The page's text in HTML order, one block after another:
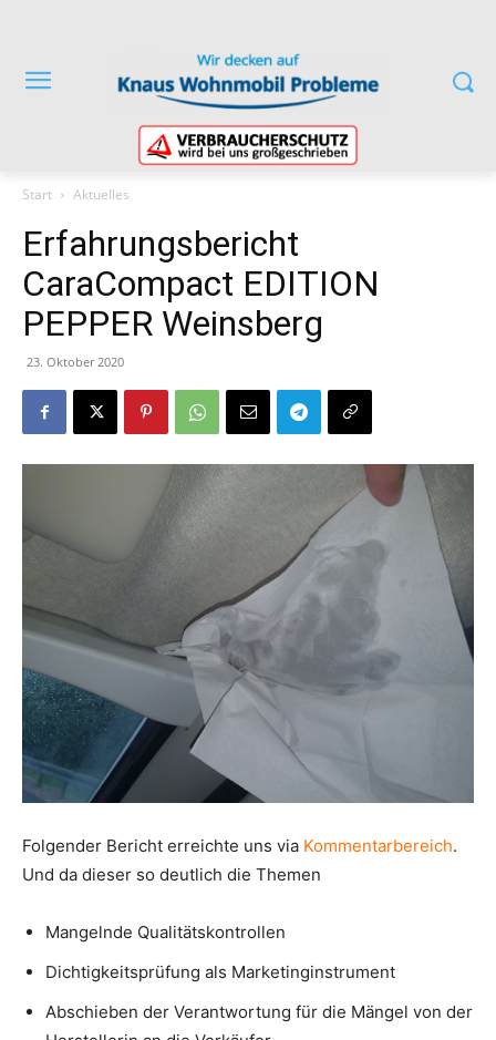
Start Aktuelles
Erfahrungsbericht
CaraCompact EDITION
PEPPER Weinsberg
23. Oktober 2020
Folgender Bericht erreichte uns via Kommentarbereich.
Und da dieser so deutlich die Themen
Mangelnde Qualitätskontrollen
Dichtigkeitsprüfung als Marketinginstrument
Abschieben der Verantwortung für die Mängel von der